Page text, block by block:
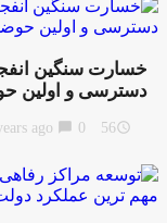
دسترسی و اولین
access_time
56 years ago
chat_bubble